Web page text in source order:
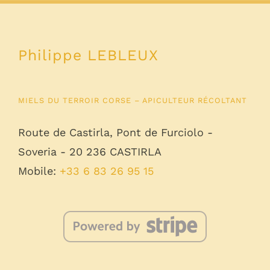
à
Philippe LEBLEUX
MIELS DU TERROIR CORSE – APICULTEUR RÉCOLTANT
Route de Castirla, Pont de Furciolo -
Soveria - 20 236 CASTIRLA
Mobile: +33 6 83 26 95 15